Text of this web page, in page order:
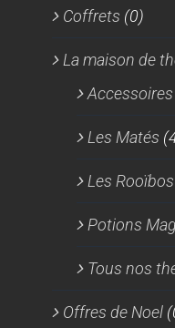
Coffrets (0)
La maison de
Les Matés
Les Rooïbos
Potions
Tous nos
Offres de Noel